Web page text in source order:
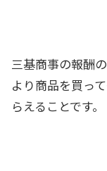
三基商事の報酬
より商品を買っ
らえることです。